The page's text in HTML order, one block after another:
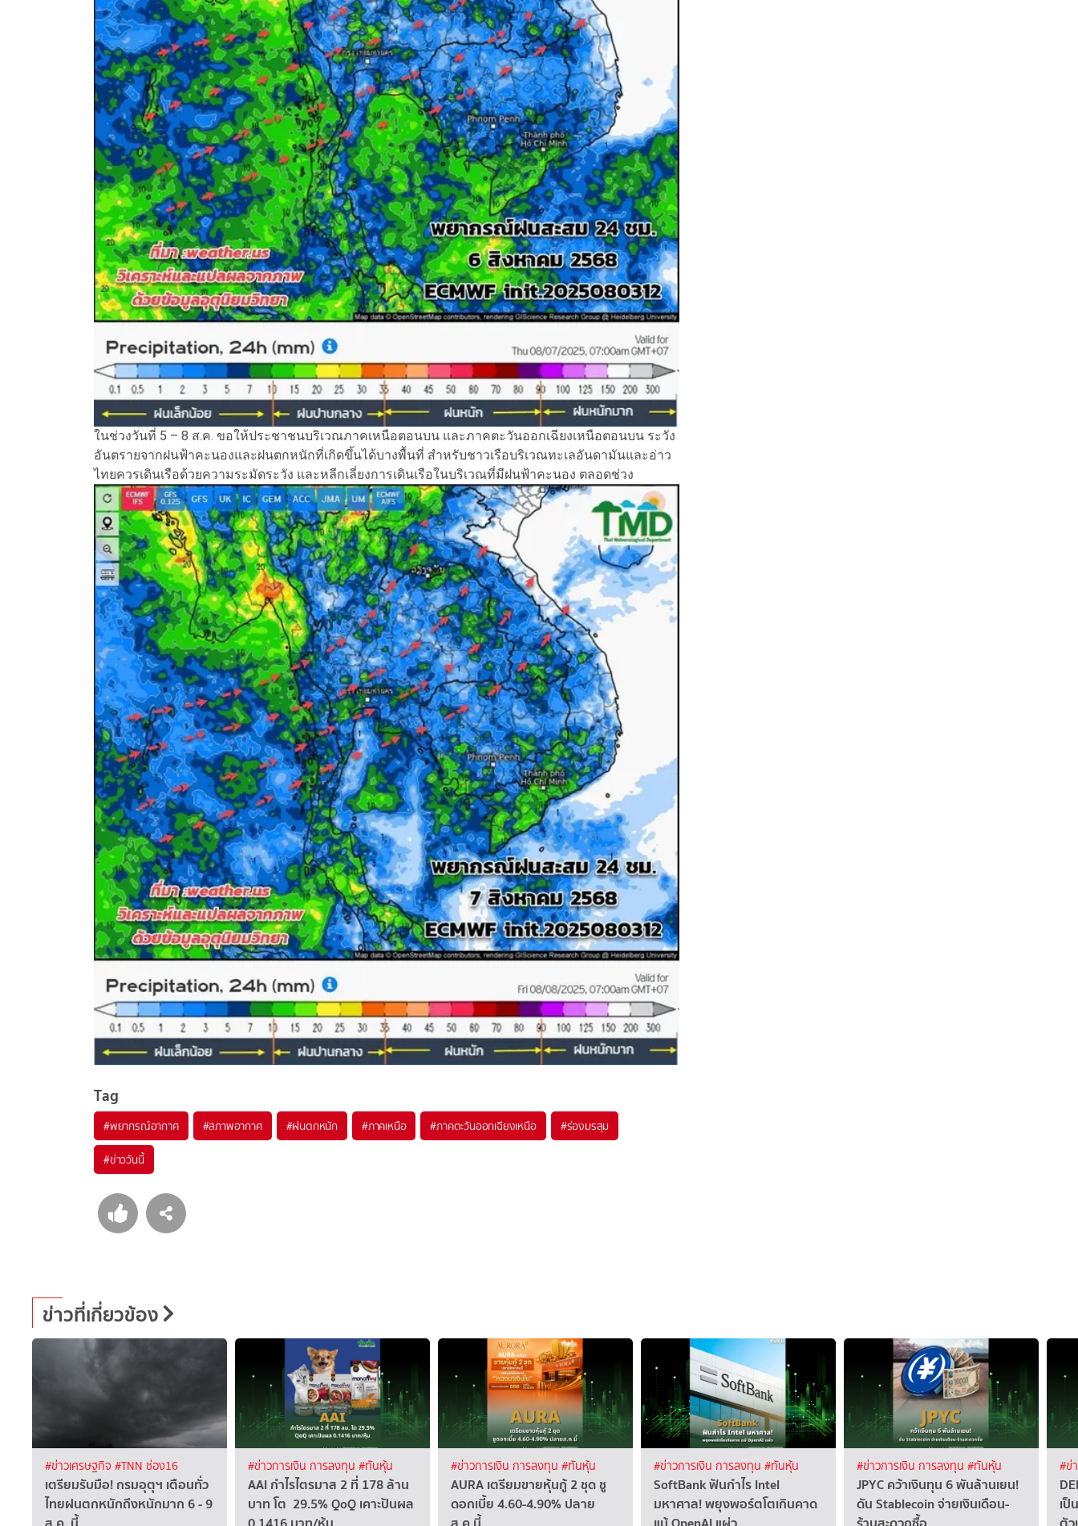
ในช่วงวันที่ 5 – 8 ส.ค. ขอให้ประชาชนบริเวณภาคเหนือตอนบน และภาคตะวันออกเฉียงเหนือตอนบน ระวัง
อันตรายจากฝนฟ้าคะนองและฝนตกหนักที่เกิดขึ้นได้บางพื้นที่ สำหรับชาวเรือบริเวณทะเลอันดามันและอ่าว
ไทยควรเดินเรือด้วยความระมัดระวัง และหลีกเลี่ยงการเดินเรือในบริเวณที่มีฝนฟ้าคะนอง ตลอดช่วง
Tag
#พยากรณ์อากาศ #สภาพอากาศ #ฝนตกหนัก #ภาคเหนือ #ภาคตะวันออกเฉียงเหนือ #ร่องมรสุม
#ข่าววันนี้
ข่าวที่เกี่ยวข้อง
#ข่าวเศรษฐกิจ #TNN ช่อง16
เตรียมรับมือ! กรมอุตุฯ เตือนทั่ว
ไทยฝนตกหนักถึงหนักมาก 6 - 9
#ข่าวการเงิน การลงทุน #ทันหุ้น
AAI กำไรไตรมาส 2 ที่ 178 ล้าน
บาท โต 29.5% QoQ เคาะปันผล
#ข่าวการเงิน การลงทุน #ทันหุ้น
AURA เตรียมขายหุ้นกู้ 2 ชุด ชู
ดอกเบี้ย 4.60-4.90% ปลาย
#ข่าวการเงิน การลงทุน #ทันหุ้น
SoftBank ฟันกำไร Intel
มหาศาล! พยุงพอร์ตโตเกินคาด
#ข่าวการเงิน การลงทุน #ทันหุ้น
JPYC คว้าเงินทุน 6 พันล้านเยน!
ดัน Stablecoin จ่ายเงินเดือน-
#ข่
เ